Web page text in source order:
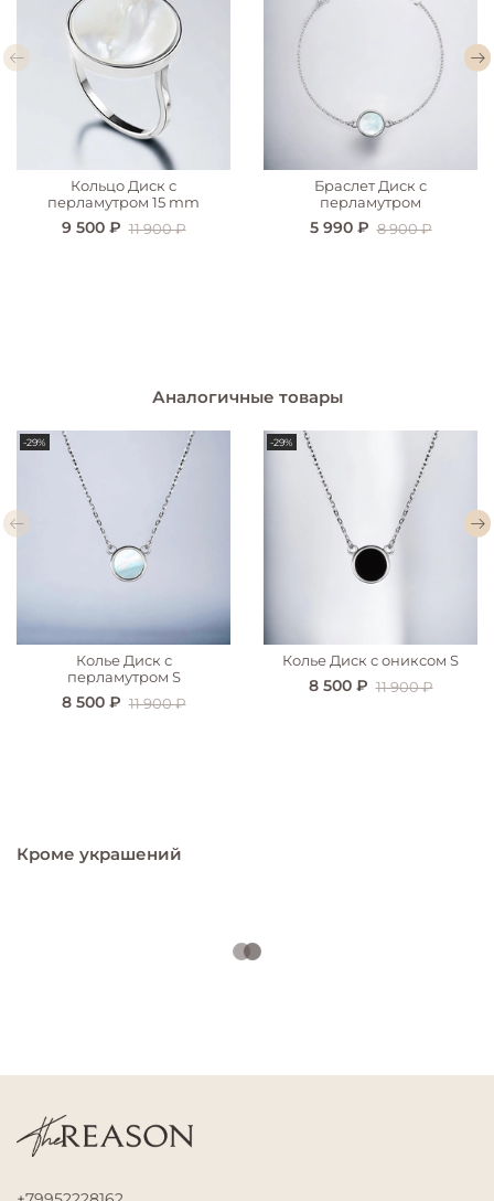
Кольцо Диск с
перламутром 15 mm
9 500 ₽ 11 900 ₽
Браслет Диск с
перламутром
5 990 ₽ 8 900 ₽
Аналогичные товары
-29%
Колье Диск с
перламутром S
8 500 ₽ 11 900 ₽
-29%
Колье Диск с ониксом S
8 500 ₽ 11 900 ₽
Кроме украшений